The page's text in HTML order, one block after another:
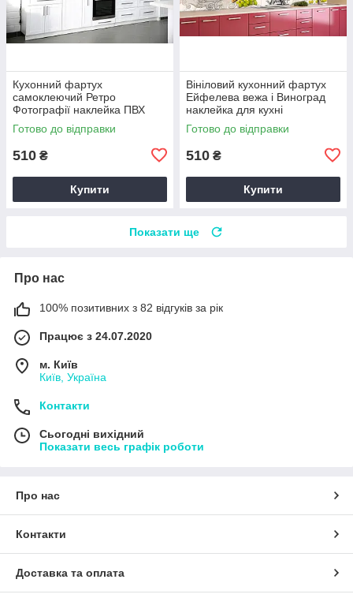
Кухонний фартух
самоклеючий Ретро
Фотографії наклейка ПВХ
Вінтаж бежевий 60х200 см
Happy Pocket Z180316
Готово до відправки
510 ₴
Купити
Вініловий кухонний фартух
Ейфелева вежа і Виноград
наклейка для кухні
Абстракція Сірий Happy
Pocket Z181460
Готово до відправки
510 ₴
Купити
Показати ще
Про нас
100% позитивних з 82 відгуків за рік
Працює з 24.07.2020
м. Київ
Київ, Україна
Контакти
Сьогодні вихідний
Показати весь графік роботи
Про нас
Контакти
Доставка та оплата